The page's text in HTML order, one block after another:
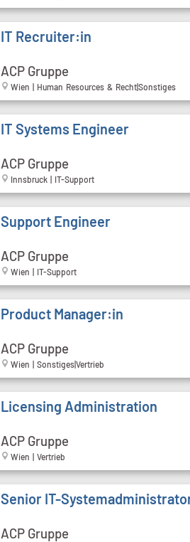
IT Recruiter:in
ACP Gruppe
Wien | Human Resources & Recht|Sonstiges
IT Systems Engineer
ACP Gruppe
Innsbruck | IT-Support
Support Engineer
ACP Gruppe
Wien | IT-Support
Product Manager:in
ACP Gruppe
Wien | Sonstiges|Vertrieb
Licensing Administration
ACP Gruppe
Wien | Vertrieb
Senior IT-
ACP Gruppe